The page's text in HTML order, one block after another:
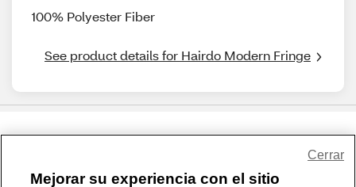
100% Polyester Fiber
See product details for Hairdo Modern Fringe
Mejorar su experiencia con el sitio
Cerrar